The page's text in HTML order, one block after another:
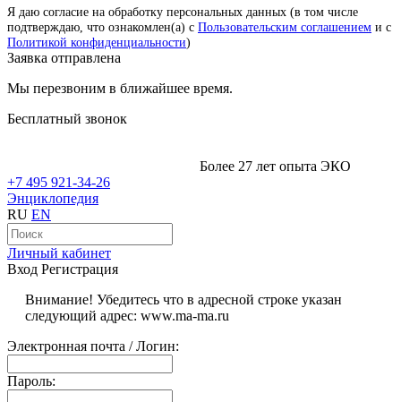
Я даю согласие на обработку персональных данных (в том числе
подтверждаю, что ознакомлен(а) с Пользовательским соглашением и с
Политикой конфиденциальности)
Заявка отправлена
Мы перезвоним в ближайшее время.
Бесплатный звонок
Более 27 лет опыта ЭКО
+7 495 921-34-26
Энциклопедия
RU EN
Личный кабинет
Вход Регистрация
Внимание! Убедитесь что в адресной строке указан
следующий адрес: www.ma-ma.ru
Электронная почта / Логин:
Пароль: